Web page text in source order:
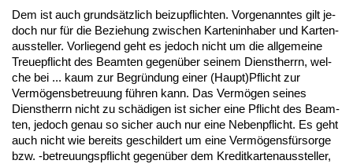
Dem ist auch grundsätz­lich bei­zu­pflich­ten. Vor­ge­nann­tes gilt je­
doch nur für die Be­zie­hung zwi­schen Kar­ten­in­ha­ber und Kar­ten­
aus­stel­ler. Vor­lie­gend geht es je­doch nicht um die all­ge­mei­ne
Treue­pflicht des Be­am­ten ge­genüber sei­nem Dienst­herrn, wel­
che bei ... kaum zur Be­gründung ei­ner (Haupt)Pflicht zur
Vermögens­be­treu­ung führen kann. Das Vermögen sei­nes
Dienst­herrn nicht zu schädi­gen ist si­cher ei­ne Pflicht des Be­am­
ten, je­doch ge­nau so si­cher auch nur ei­ne Ne­ben­pflicht. Es geht
auch nicht wie be­reits ge­schil­dert um ei­ne Vermögensfürsor­ge
bzw. -be­treu­ungs­pflicht ge­genüber dem Kre­dit­kar­ten­aus­stel­ler,